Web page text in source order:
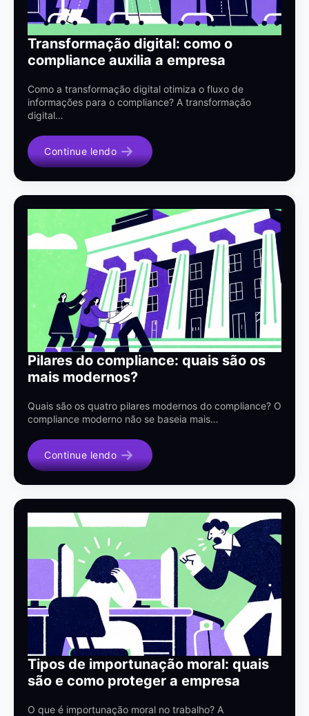
Transformação digital: como o
compliance auxilia a empresa
Como a transformação digital otimiza o fluxo de
informações para o compliance? A transformação
digital…
Continue lendo
Pilares do compliance: quais são os
mais modernos?
Quais são os quatro pilares modernos do compliance? O
compliance moderno não se baseia mais…
Continue lendo
Tipos de importunação moral: quais
são e como proteger a empresa
O que é importunação moral no trabalho? A